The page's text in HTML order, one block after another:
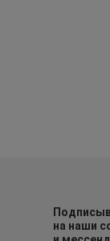
на наши